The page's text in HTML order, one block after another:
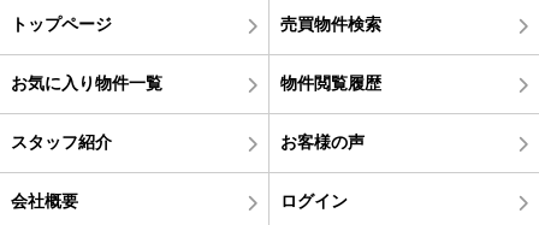
トップページ 売買物件検索
お気に入り物件一覧 物件閲覧履歴
スタッフ紹介 お客様の声
会社概要 ログイン